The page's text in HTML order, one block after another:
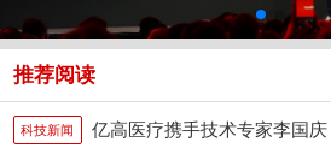
推荐阅读
科技新闻